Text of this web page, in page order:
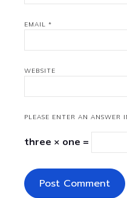
EMAIL *
WEBSITE
PLEASE ENTER AN ANSWER
three × one =